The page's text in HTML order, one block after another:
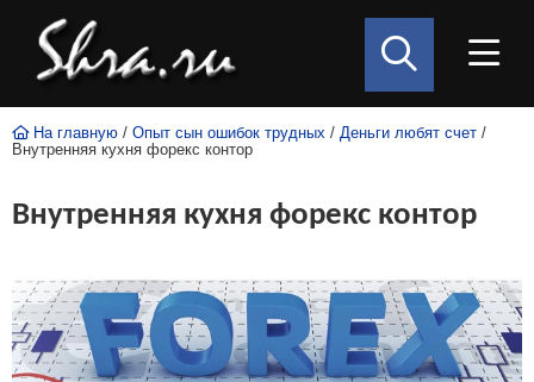
На главную / Опыт сын ошибок трудных / Деньги любят счет /
Внутренняя кухня форекс контор
Внутренняя кухня форекс контор